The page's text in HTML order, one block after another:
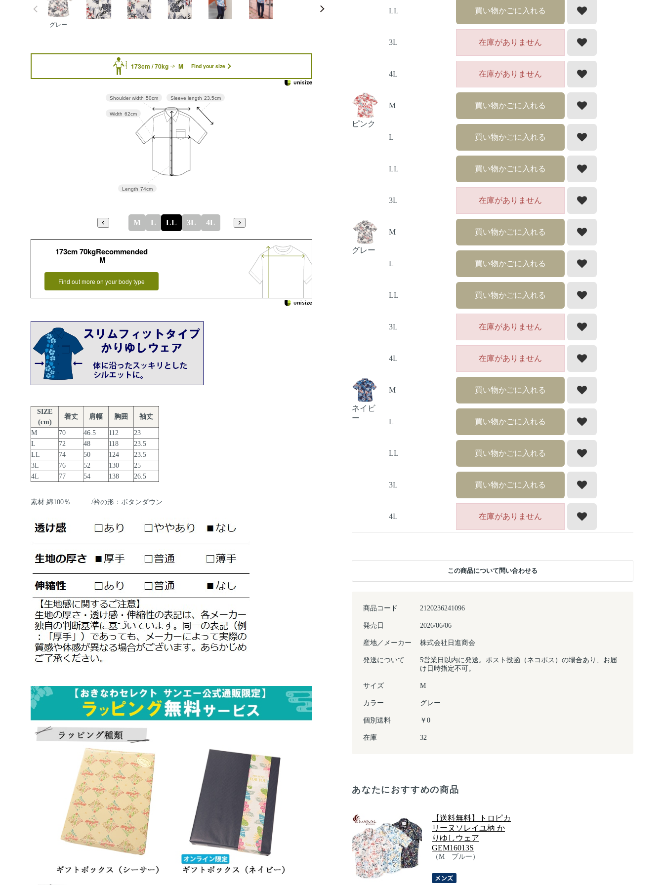
グレー
173cm / 70kg M Find your size
Sleeve length 23.5cm
Length 74cm
Width 62cm
Shoulder width 50cm
M L LL 3L 4L
173cm 70kgRecommended
M
Find out more on your body type
SIZE
(cm)
着丈 肩幅 胸囲 袖丈
M 70 46.5 112
23
L
72 48 118
23.5
LL
74 50 124
23.5
3L
76 52 130
25
4L
77 54 138 26.5
素材:綿100％ /衿の形：ボタンダウン
商品コード 2120236241096
発売日 2026/06/06
産地／メーカー 株式会社日進商会
発送について
5営業日以内に発送。ポスト投函（ネコポス）の場合あり、お届
け日時指定不可。
サイズ M
カラー グレー
個別送料 ￥0
在庫 32
LL 買い物かごに入れる
3L 在庫がありません
4L 在庫がありません
ピンク
M 買い物かごに入れる
L 買い物かごに入れる
LL 買い物かごに入れる
3L 在庫がありません
グレー
M 買い物かごに入れる
L 買い物かごに入れる
LL 買い物かごに入れる
3L 在庫がありません
4L 在庫がありません
ネイビ
ー
M 買い物かごに入れる
L 買い物かごに入れる
LL 買い物かごに入れる
3L 買い物かごに入れる
4L 在庫がありません
あなたにおすすめの商品
【送料無料】トロピカ
リーヌソレイユ柄 か
りゆしウェア
GEM16013S
（M ブルー）
この商品について問い合わせる